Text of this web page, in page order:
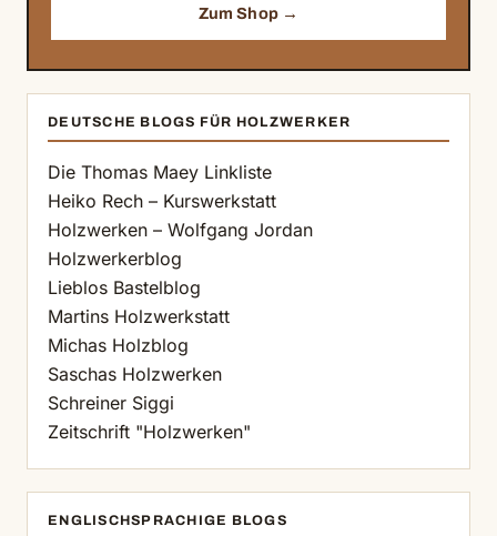
Zum Shop →
DEUTSCHE BLOGS FÜR HOLZWERKER
Die Thomas Maey Linkliste
Heiko Rech – Kurswerkstatt
Holzwerken – Wolfgang Jordan
Holzwerkerblog
Lieblos Bastelblog
Martins Holzwerkstatt
Michas Holzblog
Saschas Holzwerken
Schreiner Siggi
Zeitschrift "Holzwerken"
ENGLISCHSPRACHIGE BLOGS